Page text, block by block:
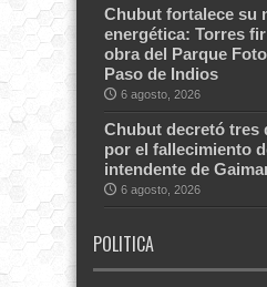
Chubut fortalece su
energética: Torres
obra del Parque
Paso de Indios
6 agosto, 2026
Chubut decretó tres
por el fallecimiento
intendente de
6 agosto, 2026
POLITICA